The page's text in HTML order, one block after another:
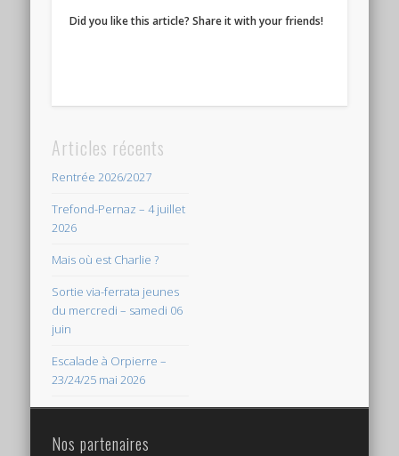
Did you like this article? Share it with your friends!
Articles récents
Rentrée 2026/2027
Trefond-Pernaz – 4 juillet
2026
Mais où est Charlie ?
Sortie via-ferrata jeunes
du mercredi – samedi 06
juin
Escalade à Orpierre –
23/24/25 mai 2026
Nos partenaires